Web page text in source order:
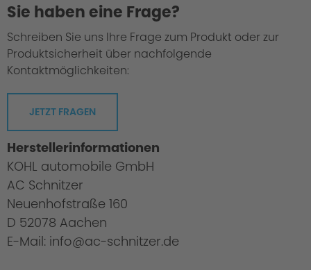
Sie haben eine Frage?
Schreiben Sie uns Ihre Frage zum Produkt oder zur
Produktsicherheit über nachfolgende
Kontaktmöglichkeiten:
JETZT FRAGEN
Herstellerinformationen
KOHL automobile GmbH
AC Schnitzer
Neuenhofstraße 160
D 52078 Aachen
E-Mail: info@ac-schnitzer.de